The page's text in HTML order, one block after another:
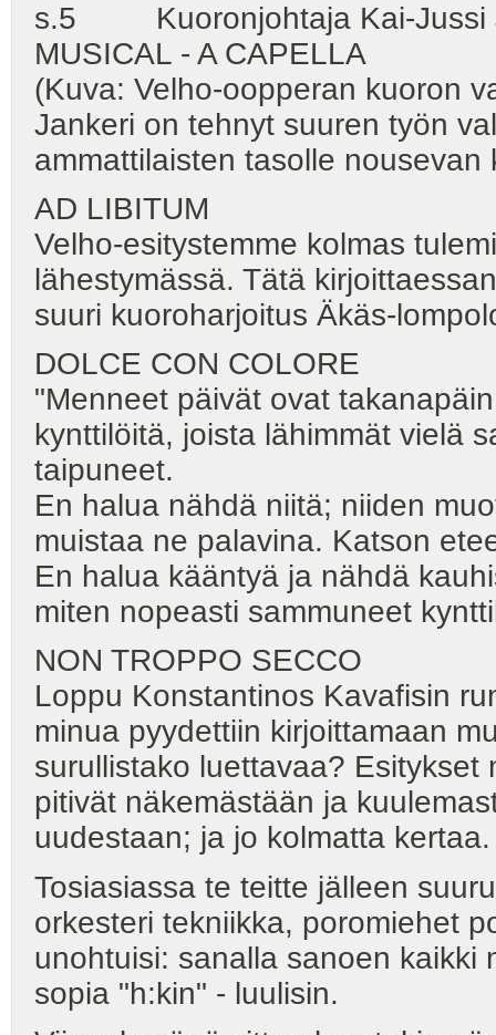
s.5 Kuoronjohtaja Kai-Jussi
MUSICAL - A CAPELLA
(Kuva: Velho-oopperan kuoron
Jankeri on tehnyt suuren työn
ammattilaisten tasolle nousevan
AD LIBITUM
Velho-esitystemme kolmas
lähestymässä. Tätä
suuri kuoroharjoitus Äkäs-
DOLCE CON COLORE
"Menneet päivät ovat
kynttilöitä, joista lähimmät vielä
taipuneet.
En halua nähdä niitä; niiden
muistaa ne palavina. Katson
En halua kääntyä ja nähdä
miten nopeasti sammuneet
NON TROPPO SECCO
Loppu Konstantinos Kavafisin
minua pyydettiin kirjoittamaan
surullistako luettavaa?
pitivät näkemästään ja
uudestaan; ja jo kolmatta
Tosiasiassa te teitte jälleen
orkesteri tekniikka, poromiehet
unohtuisi: sanalla sanoen kaikki
sopia "h:kin" - luulisin.